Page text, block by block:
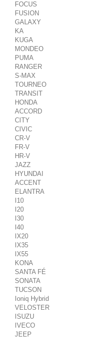
FOCUS
FUSION
GALAXY
KA
KUGA
MONDEO
PUMA
RANGER
S-MAX
TOURNEO
TRANSIT
HONDA
ACCORD
CITY
CIVIC
CR-V
FR-V
HR-V
JAZZ
HYUNDAI
ACCENT
ELANTRA
I10
I20
I30
I40
IX20
IX35
IX55
KONA
SANTA FÉ
SONATA
TUCSON
Ioniq Hybrid
VELOSTER
ISUZU
IVECO
JEEP